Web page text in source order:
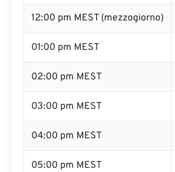
12:00 pm MEST (mezzogiorno)
01:00 pm MEST
02:00 pm MEST
03:00 pm MEST
04:00 pm MEST
05:00 pm MEST